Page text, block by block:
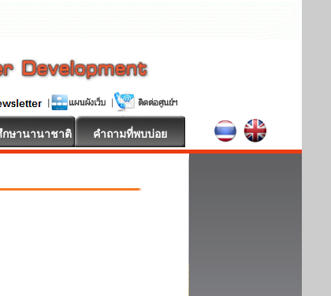
กษานานาชาติ คำถามที่พบบ่อย